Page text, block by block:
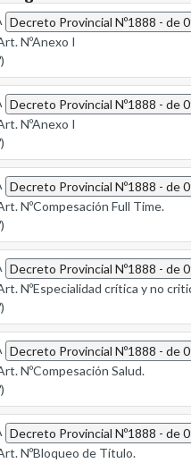
Decreto Provincial Nº1888 - de
NºAnexo I
Decreto Provincial Nº1888 - de
NºAnexo I
Decreto Provincial Nº1888 - de
NºCompesación Full Time.
Decreto Provincial Nº1888 - de
NºEspecialidad crítica y no
Decreto Provincial Nº1888 - de
NºCompesación Salud.
Decreto Provincial Nº1888 - de
NºBloqueo de Título.